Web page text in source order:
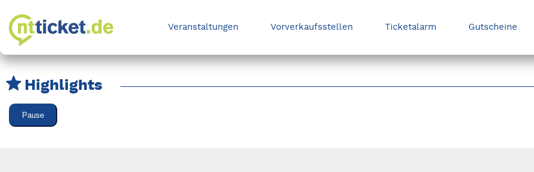
Veranstaltungen Vorverkaufsstellen Ticketalarm Gutscheine
Highlights
Karussell Veranstaltungen überspringen
Pause